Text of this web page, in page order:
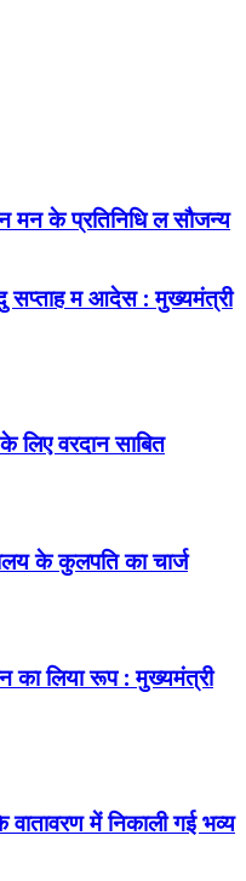
मन के प्रतिनिधि ल सौजन्य
सप्ताह म आदेस : मुख्यमंत्री
लिए वरदान साबित
के कुलपति का चार्ज
का लिया रूप : मुख्यमंत्री
में निकाली गई भव्य